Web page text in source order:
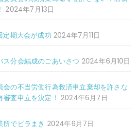
2024年7月13日
定期大会が成功 2024年7月11日
分会結成のごあいさつ 2024年6月10日
の不当労働行為救済申立棄却を許さな
査申立を決定！ 2024年6月7日
でビラまき 2024年6月7日